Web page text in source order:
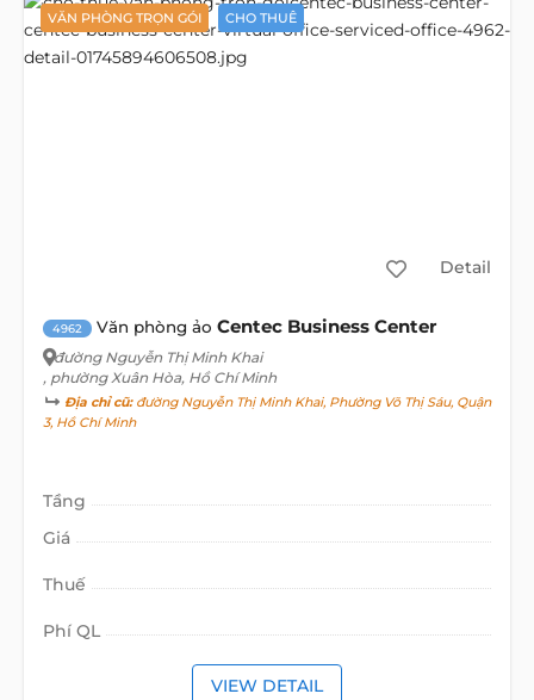
VĂN PHÒNG TRỌN GÓI CHO THUÊ
Detail
4962 Văn phòng ảo Centec Business Center
đường Nguyễn Thị Minh Khai
, phường Xuân Hòa, Hồ Chí Minh
Địa chỉ cũ:đường Nguyễn Thị Minh Khai, Phường Võ Thị Sáu, Quận
3, Hồ Chí Minh
Tầng
Giá
Thuế
Phí QL
VIEW DETAIL